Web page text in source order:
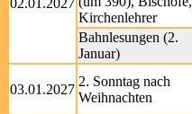
02.01.2027
Kirchenlehrer
Bahnlesungen (2.
Januar)
03.01.2027
2. Sonntag nach
Weihnachten